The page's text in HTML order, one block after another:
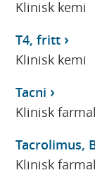
Klinisk kemi
T4, fritt
Klinisk kemi
Tacni
Klinisk
Tacrolimus,
Klinisk